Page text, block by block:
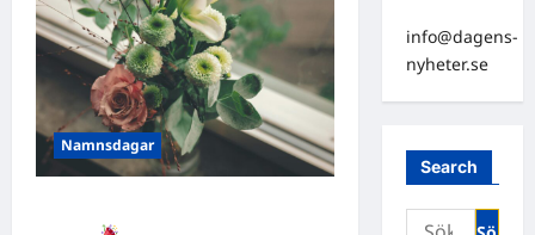
Namnsdagar
info@dagens-
nyheter.se
Search
Sök